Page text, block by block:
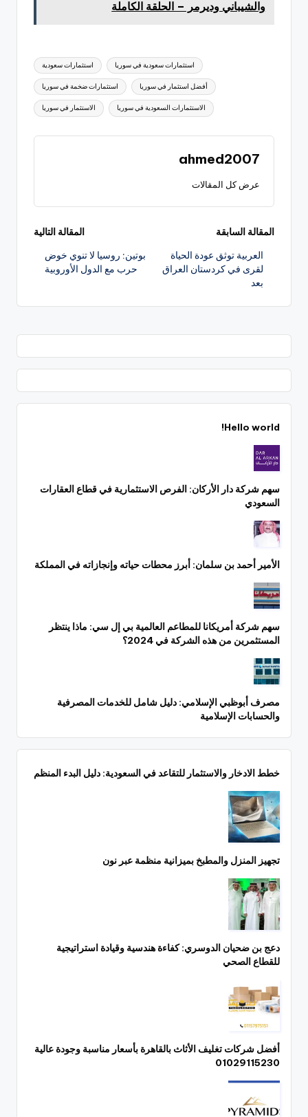
والشيباني وديرمر – الحلقة الكاملة
استثمارات سعودية استثمارات سعودية في سوريا
استثمارات ضخمة في سوريا أفضل استثمار في سوريا
الاستثمار في سوريا الاستثمارات السعودية في سوريا
ahmed2007
عرض كل المقالات
تصفّح
المقالات
المقالة السابقة
العربية توثق عودة الحياة
لقرى في كردستان العراق
بعد
المقالة التالية
بوتين: روسيا لا تنوي خوض
حرب مع الدول الأوروبية
Hello world!
سهم شركة دار الأركان: الفرص الاستثمارية في قطاع العقارات
السعودي
الأمير أحمد بن سلمان: أبرز محطات حياته وإنجازاته في المملكة
سهم شركة أمريكانا للمطاعم العالمية بي إل سي: ماذا ينتظر
المستثمرين من هذه الشركة في 2024؟
مصرف أبوظبي الإسلامي: دليل شامل للخدمات المصرفية
والحسابات الإسلامية
خطط الادخار والاستثمار للتقاعد في السعودية: دليل البدء المنظم
تجهيز المنزل والمطبخ بميزانية منظمة عبر نون
دعج بن ضحيان الدوسري: كفاءة هندسية وقيادة استراتيجية
للقطاع الصحي
أفضل شركات تغليف الأثاث بالقاهرة بأسعار مناسبة وجودة عالية
01029115230